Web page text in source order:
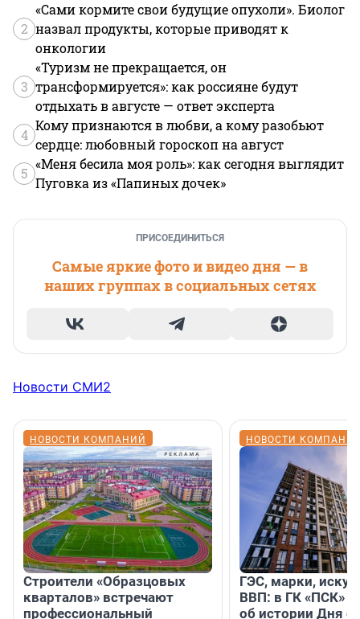
2
«Сами кормите свои будущие опухоли». Биолог
назвал продукты, которые приводят к
онкологии
3
«Туризм не прекращается, он
трансформируется»: как россияне будут
отдыхать в августе — ответ эксперта
4
Кому признаются в любви, а кому разобьют
сердце: любовный гороскоп на август
5
«Меня бесила моя роль»: как сегодня выглядит
Пуговка из «Папиных дочек»
ПРИСОЕДИНИТЬСЯ
Самые яркие фото и видео дня — в
наших группах в социальных сетях
Новости СМИ2
НОВОСТИ КОМПАНИЙ
Строители «Образцовых
кварталов» встречают
профессиональный
НОВОСТИ
ГЭС, марки,
ВВП: в ГК «ПСК»
об истории Дня